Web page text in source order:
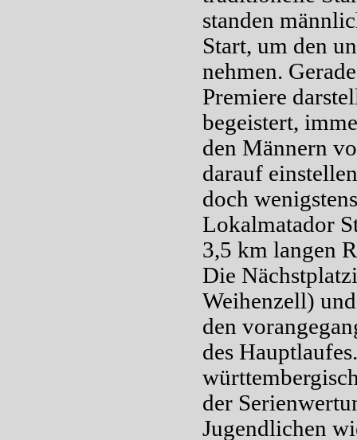
standen
Start, um den
nehmen.
Premiere
begeistert,
den Männern
darauf
doch
Lokalmatador
3,5 km langen
Die
Weihenzell)
den
des
der
Jugendlichen